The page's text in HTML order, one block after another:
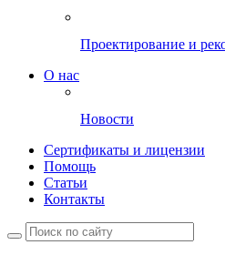
Проектирование и
О нас
Новости
Сертификаты и лицензии
Помощь
Статьи
Контакты